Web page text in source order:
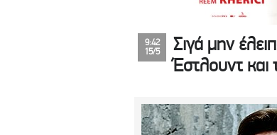
9:42
15/5
Σιγά μην
Έστλουντ και